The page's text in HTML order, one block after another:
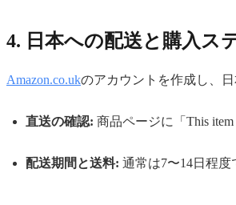
4. 日本への配送と購入ス
Amazon.co.ukのアカウントを作成し、
直送の確認: 商品ページに「This
配送期間と送料: 通常は7〜14日程